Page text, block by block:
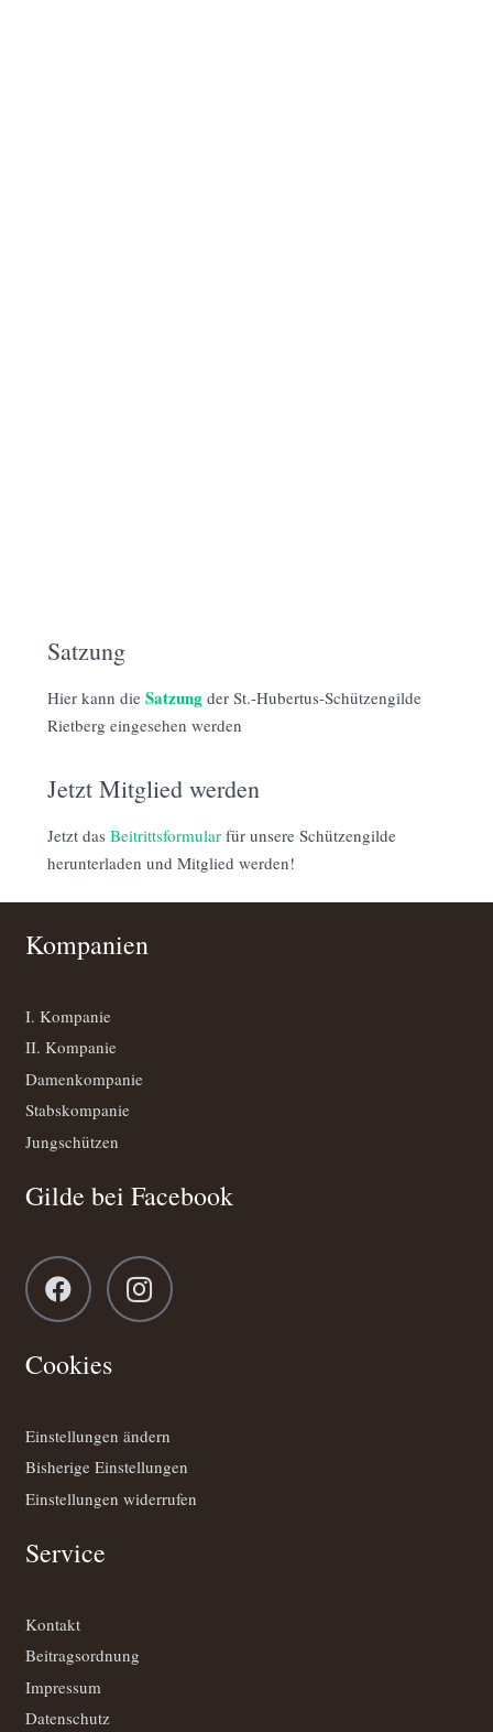
Satzung
Hier kann die Satzungder St.-Hubertus-Schützengilde
Rietberg eingesehen werden
Jetzt Mitglied werden
Jetzt das Beitrittsformularfür unsere Schützengilde
herunterladen und Mitglied werden!
Kompanien
I. Kompanie
II. Kompanie
Damenkompanie
Stabskompanie
Jungschützen
Gilde bei Facebook
Cookies
Einstellungen ändern
Bisherige Einstellungen
Einstellungen widerrufen
Service
Kontakt
Beitragsordnung
Impressum
Datenschutz